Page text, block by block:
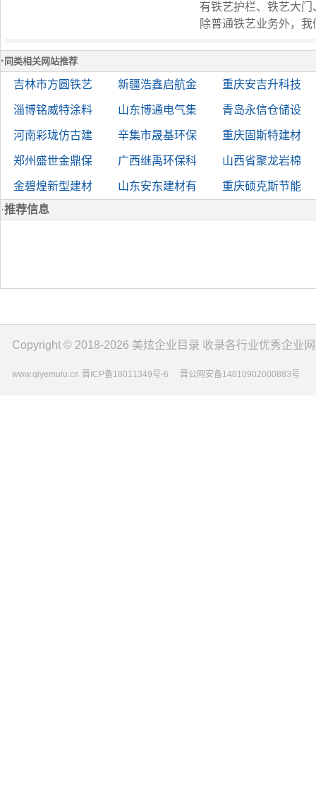
有铁艺护栏、铁艺大
除普通铁艺业务外，
· 同类相关网站推荐
吉林市方圆铁艺 新疆浩鑫启航金 重庆安吉升科技
淄博铭威特涂料 山东博通电气集 青岛永信仓储设
河南彩珑仿古建 辛集市晟基环保 重庆固斯特建材
郑州盛世金鼎保 广西继禹环保科 山西省聚龙岩棉
金碧煌新型建材 山东安东建材有
重庆硕克斯节能
·推荐信息
Copyright © 2018-2026 美炫企业目录 收录各行业优秀企业
www.qiyemulu.cn 晋ICP备18011349号-6 晋公网安备14010902000883号